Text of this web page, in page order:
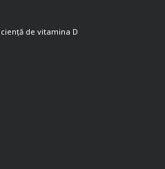
de vitamina D